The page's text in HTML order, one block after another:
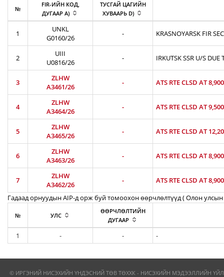
№
FIR-ИЙН КОД,
ДУГААР A)
ТУСГАЙ ЦАГИЙН
ХУВААРЬ D)
1
UNKL
G0160/26
- KRASNOYARSK FIR
2
UIII
U0816/26
- IRKUTSK SSR U/S DUE
3
ZLHW
A3461/26
- ATS RTE CLSD AT
4
ZLHW
A3464/26
- ATS RTE CLSD AT
5
ZLHW
A3465/26
- ATS RTE CLSD AT
6
ZLHW
A3463/26
- ATS RTE CLSD AT
7
ZLHW
A3462/26
-
ATS RTE CLSD AT
Гадаад орнуудын AIP-д орж буй томоохон өөрчлөлтүүд ( Олон улсын
№ УЛС
ӨӨРЧЛӨЛТИЙН
ДУГААР
1 - - -
© ИРГЭНИЙ НИСЭХИЙН ҮНДЭСНИЙ ТӨВ ТӨХХК - НИСЭХИЙН МЭДЭЭЛЛИЙН